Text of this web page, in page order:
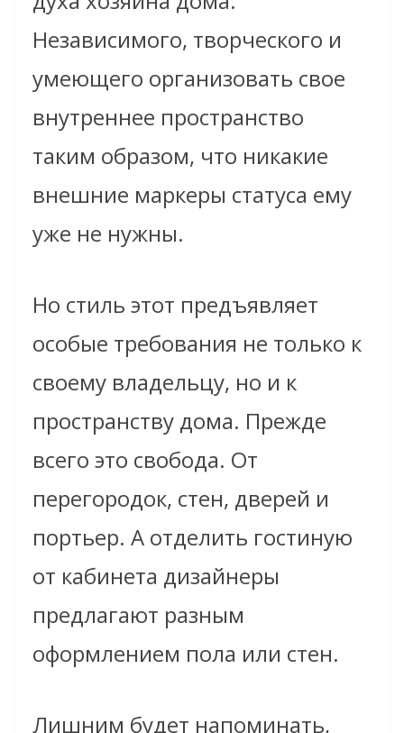
Независимого, творческого и
умеющего организовать свое
внутреннее пространство
таким образом, что никакие
внешние маркеры статуса ему
уже не нужны.
Но стиль этот предъявляет
особые требования не только к
своему владельцу, но и к
пространству дома. Прежде
всего это свобода. От
перегородок, стен, дверей и
портьер. А отделить гостиную
от кабинета дизайнеры
предлагают разным
оформлением пола или стен.
Лишним будет напоминать,